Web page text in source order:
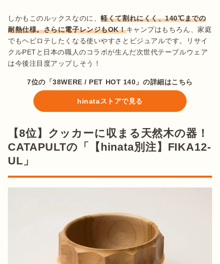
しかもこのルックスなのに、軽くて割れにくく、140℃までの
耐熱仕様。さらに電子レンジもOK！キャンプはもちろん、家庭
でもヘビロテしたくなる使いやすさとビジュアルです。リサイ
クルPETと日本の職人のコラボが生んだ次世代テーブルウェア
は今後注目度アップしそう！
7位の「38WERE / PET HOT 140」の詳細はこちら
hinataストアで見る
【8位】クッカーに収まる天然木の器！
CATAPULTの「【hinata別注】FIKA12-
UL」